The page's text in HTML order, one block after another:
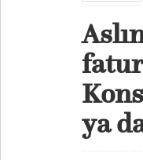
ya